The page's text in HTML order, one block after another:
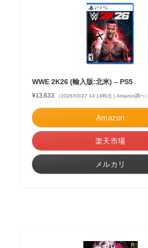
WWE 2K26 (輸入版:北米) – PS5
¥13,633 （2026/03/27 14:14時点 | Amazon調べ）
Amazon
楽天市場
メルカリ